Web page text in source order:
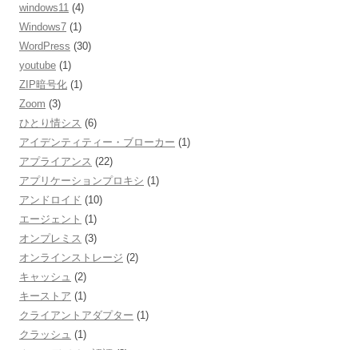
windows11 (4)
Windows7 (1)
WordPress (30)
youtube (1)
ZIP暗号化 (1)
Zoom (3)
ひとり情シス (6)
アイデンティティー・ブローカー (1)
アプライアンス (22)
アプリケーションプロキシ (1)
アンドロイド (10)
エージェント (1)
オンプレミス (3)
オンラインストレージ (2)
キャッシュ (2)
キーストア (1)
クライアントアダプター (1)
クラッシュ (1)